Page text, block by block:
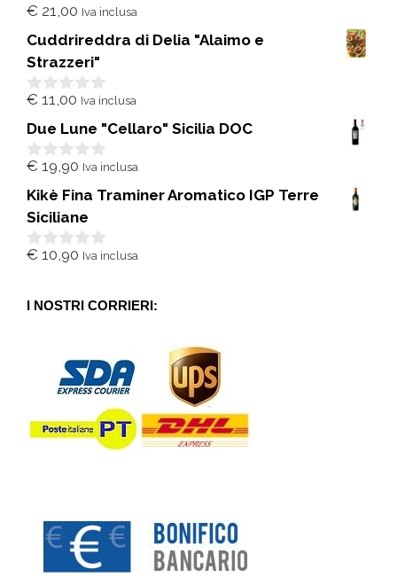
0
u
5
€ 21,00 Iva inclusa
Cuddrireddra di Delia "Alaimo e
Strazzeri"
0
u
5
€ 11,00 Iva inclusa
Due Lune "Cellaro" Sicilia DOC
0
u
5
€ 19,90 Iva inclusa
Kikè Fina Traminer Aromatico IGP Terre
Siciliane
0
5
€ 10,90 Iva inclusa
I NOSTRI CORRIERI: